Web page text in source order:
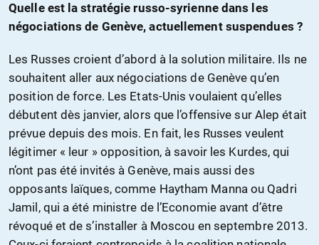
Quelle est la stratégie russo-syrienne dans les
négociations de Genève, actuellement suspendues ?
Les Russes croient d’abord à la solution militaire. Ils ne
souhaitent aller aux négociations de Genève qu’en
position de force. Les Etats-Unis voulaient qu’elles
débutent dès janvier, alors que l’offensive sur Alep était
prévue depuis des mois. En fait, les Russes veulent
légitimer « leur » opposition, à savoir les Kurdes, qui
n’ont pas été invités à Genève, mais aussi des
opposants laïques, comme Haytham Manna ou Qadri
Jamil, qui a été ministre de l’Economie avant d’être
révoqué et de s’installer à Moscou en septembre 2013.